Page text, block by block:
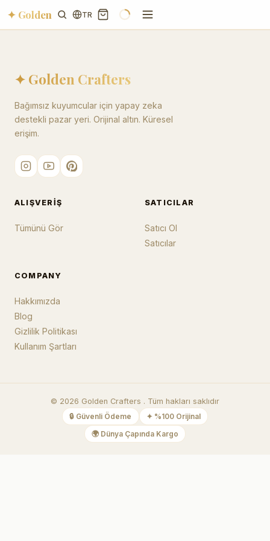
✦ Golden TR
✦ Golden Crafters
Bağımsız kuyumcular için yapay zeka
destekli pazar yeri. Orijinal altın. Küresel
erişim.
ALIŞVERIŞ
Tümünü Gör
SATICILAR
Satıcı Ol
Satıcılar
COMPANY
Hakkımızda
Blog
Gizlilik Politikası
Kullanım Şartları
© 2026 Golden Crafters . Tüm hakları saklıdır
🔒 Güvenli Ödeme ✦ %100 Orijinal
🌍 Dünya Çapında Kargo